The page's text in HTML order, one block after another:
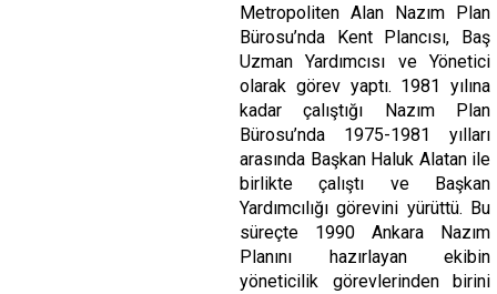
Metropoliten Alan Nazım Plan
Bürosu’nda Kent Plancısı, Baş
Uzman Yardımcısı ve Yönetici
olarak görev yaptı. 1981 yılına
kadar çalıştığı Nazım Plan
Bürosu’nda 1975-1981 yılları
arasında Başkan Haluk Alatan ile
birlikte çalıştı ve Başkan
Yardımcılığı görevini yürüttü. Bu
süreçte 1990 Ankara Nazım
Planını hazırlayan ekibin
yöneticilik görevlerinden birini